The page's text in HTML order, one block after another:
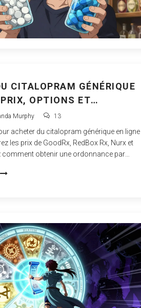
CITALOPRAM GÉNÉRIQUE
OPTIONS ET
FIABLES
Murphy 13
acheter du citalopram générique en ligne
les prix de GoodRx, RedBox Rx, Nurx et
comment obtenir une ordonnance par